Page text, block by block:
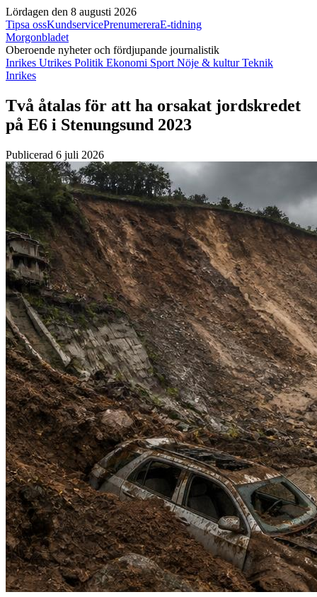
Lördagen den 8 augusti 2026
Tipsa ossKundservicePrenumereraE-tidning
Morgonbladet
Oberoende nyheter och fördjupande journalistik
Inrikes Utrikes Politik Ekonomi Sport Nöje & kulturTeknik
Inrikes
Två åtalas för att ha orsakat jordskredet
på E6 i Stenungsund 2023
Publicerad 6 juli 2026